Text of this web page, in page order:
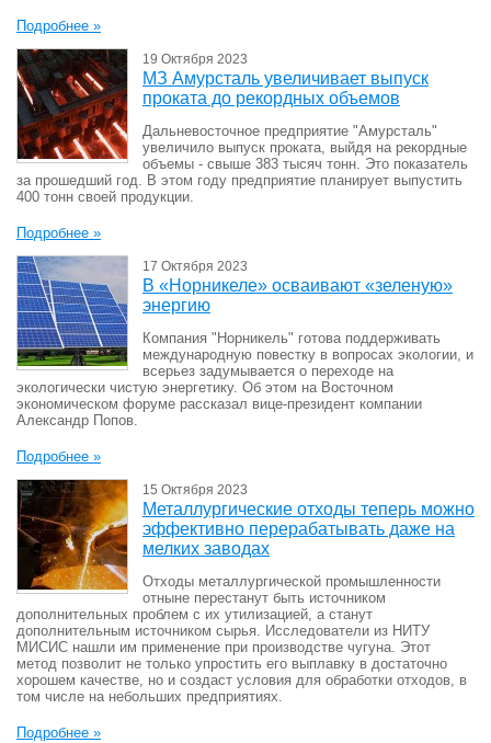
Подробнее »
19 Октября 2023
МЗ Амурсталь увеличивает выпуск
проката до рекордных объемов
Дальневосточное предприятие "Амурсталь"
увеличило выпуск проката, выйдя на рекордные
объемы - свыше 383 тысяч тонн. Это показатель
за прошедший год. В этом году предприятие планирует выпустить
400 тонн своей продукции.
Подробнее »
17 Октября 2023
В «Норникеле» осваивают «зеленую»
энергию
Компания "Норникель" готова поддерживать
международную повестку в вопросах экологии, и
всерьез задумывается о переходе на
экологически чистую энергетику. Об этом на Восточном
экономическом форуме рассказал вице-президент компании
Александр Попов.
Подробнее »
15 Октября 2023
Металлургические отходы теперь можно
эффективно перерабатывать даже на
мелких заводах
Отходы металлургической промышленности
отныне перестанут быть источником
дополнительных проблем с их утилизацией, а станут
дополнительным источником сырья. Исследователи из НИТУ
МИСИС нашли им применение при производстве чугуна. Этот
метод позволит не только упростить его выплавку в достаточно
хорошем качестве, но и создаст условия для обработки отходов, в
том числе на небольших предприятиях.
Подробнее »